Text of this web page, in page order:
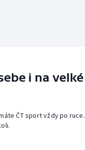
i na velké
ČT sport vždy po ruce.